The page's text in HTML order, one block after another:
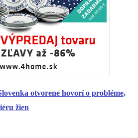
otvorene hovorí o probléme,
žien